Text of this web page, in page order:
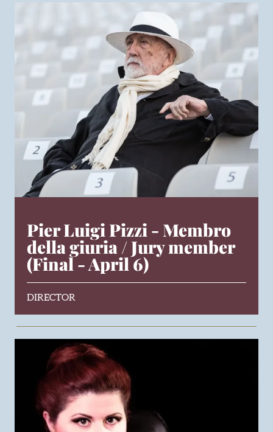
Pier Luigi Pizzi - Membro
della giuria / Jury member
(Final - April 6)
DIRECTOR